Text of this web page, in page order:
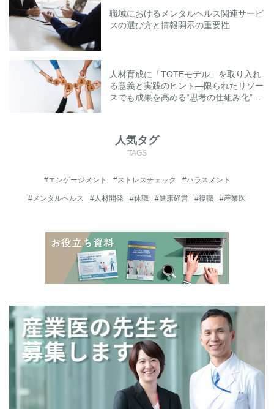
職域におけるメンタルヘルス関連サービ
スの選び方と情報開示の重要性
人材育成に「TOTEモデル」を取り入れ
る意義と実践のヒント―限られたリソー
スでも成果を高める“思考の仕組み化”と
人気タグ
TAGS
#エンゲージメント #ストレスチェック #ハラスメント
#メンタルヘルス #人材開発 #休職 #健康経営 #復職 #産業医